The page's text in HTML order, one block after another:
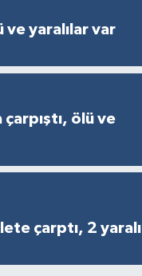
ve yaralılar var
ölü ve
çarptı, 2 yaralı